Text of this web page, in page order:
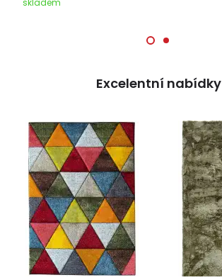
skladem
Excelentní nabídky